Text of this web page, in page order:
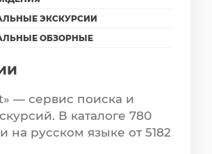
ЭКСКУРСИИ
ОБЗОРНЫЕ
— сервис поиска и
В каталоге 780
на русском языке от 5182